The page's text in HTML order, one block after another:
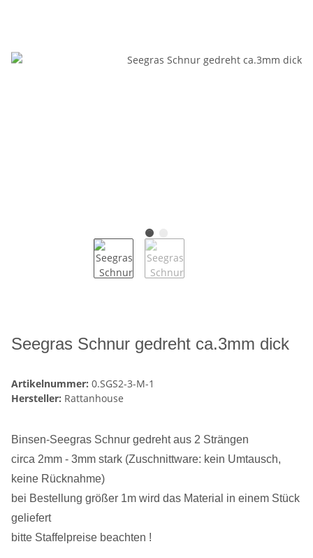
Seegras Schnur gedreht ca.3mm dick
Artikelnummer: 0.SGS2-3-M-1
Hersteller: Rattanhouse
Binsen-Seegras Schnur gedreht aus 2 Strängen
circa 2mm - 3mm stark (Zuschnittware: kein Umtausch,
keine Rücknahme)
bei Bestellung größer 1m wird das Material in einem Stück
geliefert
bitte Staffelpreise beachten !